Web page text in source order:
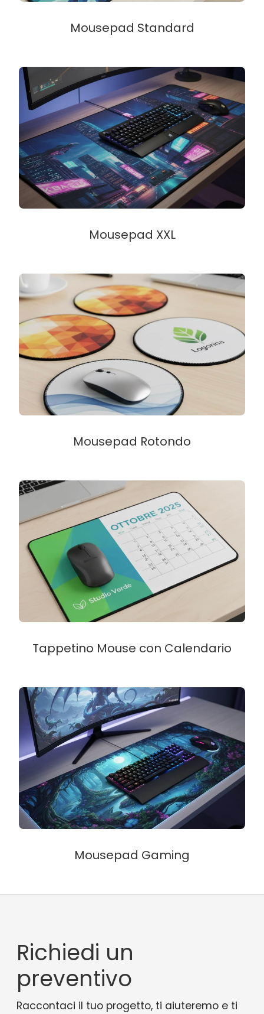
Mousepad Standard
Mousepad XXL
Mousepad Rotondo
Tappetino Mouse con Calendario
Mousepad Gaming
Richiedi un
preventivo
Raccontaci il tuo progetto, ti aiuteremo e ti